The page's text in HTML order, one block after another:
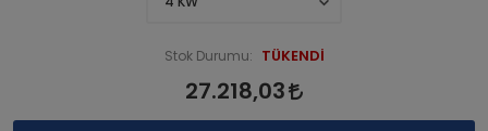
Stok Durumu: TÜKENDİ
27.218,03